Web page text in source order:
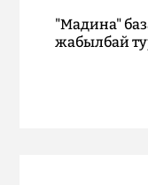
"Мадина"
жабылбай